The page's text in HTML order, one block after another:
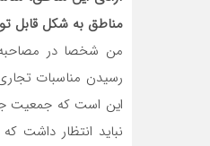
مناطق به شکل قابل
من شخصا در
نباید انتظار داشت